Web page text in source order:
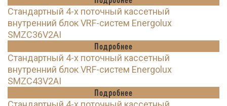
Стандартный 4-х поточный кассетный
внутренний блок VRF-систем Energolux
SMZC36V2AI
Подробнее
Стандартный 4-х поточный кассетный
внутренний блок VRF-систем Energolux
SMZC43V2AI
Подробнее